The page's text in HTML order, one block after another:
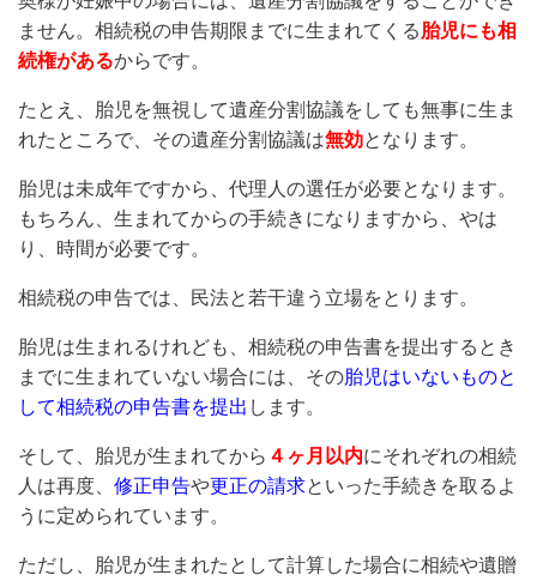
ません。相続税の申告期限までに生まれてくる胎児にも相
続権があるからです。
たとえ、胎児を無視して遺産分割協議をしても無事に生ま
れたところで、その遺産分割協議は無効となります。
胎児は未成年ですから、代理人の選任が必要となります。
もちろん、生まれてからの手続きになりますから、やは
り、時間が必要です。
相続税の申告では、民法と若干違う立場をとります。
胎児は生まれるけれども、相続税の申告書を提出するとき
までに生まれていない場合には、その胎児はいないものと
して相続税の申告書を提出 します。
そして、胎児が生まれてから ４ヶ月以内にそれぞれの相続
人は再度、 修正申告や更正の請求といった手続きを取るよ
うに定められています。
ただし、胎児が生まれたとして計算した場合に相続や遺贈